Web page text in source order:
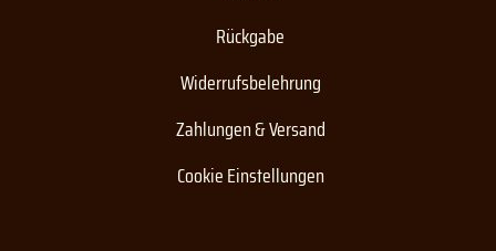
Rückgabe
Widerrufsbelehrung
Zahlungen & Versand
Cookie Einstellungen